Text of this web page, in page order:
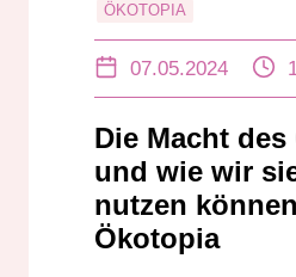
ÖKOTOPIA
07.05.2024
Die Macht des
und wie wir
nutzen
Ökotopia